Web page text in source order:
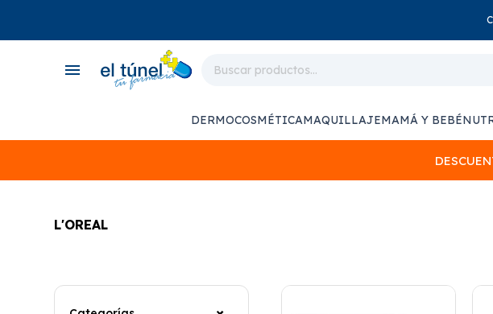
menu
DERMOCOSMÉTICAMAQUILLAJEMAMÁ Y BEBÉ
L'OREAL
close
store
local_shipping